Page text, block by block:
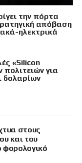
την πόρτα
απόβαση
ηλεκτρικά
«Silicon
για
δολαρίων
στους
και του
φορολογικό